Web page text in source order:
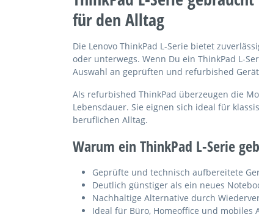
für den Alltag
Die Lenovo ThinkPad L-Serie bietet
oder unterwegs. Wenn Du ein ThinkPad L-
Auswahl an geprüften und refurbished
Als refurbished ThinkPad überzeugen die
Lebensdauer. Sie eignen sich ideal für
beruflichen Alltag.
Warum ein ThinkPad L-Serie
Geprüfte und technisch aufbereitete
Deutlich günstiger als ein neues
Nachhaltige Alternative durch
Ideal für Büro, Homeoffice und mobiles